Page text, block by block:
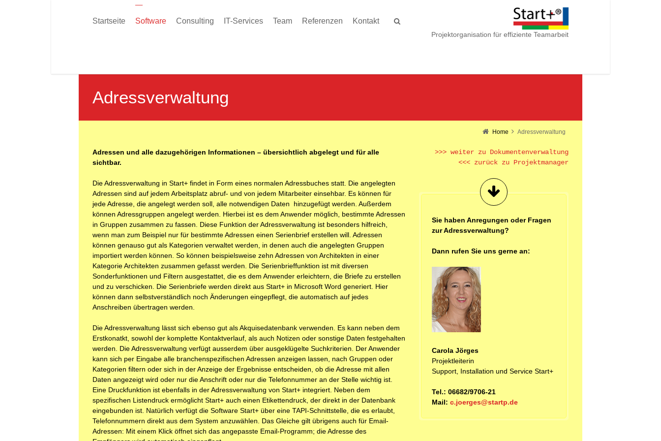
Projektorganisation für effiziente Teamarbeit
Startseite Software Consulting IT-Services Team Referenzen Kontakt
Adressverwaltung
Home Adressverwaltung
Adressen und alle dazugehörigen Informationen – übersichtlich abgelegt und für alle
sichtbar.
Die Adressverwaltung in Start+ findet in Form eines normalen Adressbuches statt. Die angelegten
Adressen sind auf jedem Arbeitsplatz abruf- und von jedem Mitarbeiter einsehbar. Es können für
jede Adresse, die angelegt werden soll, alle notwendigen Daten hinzugefügt werden. Außerdem
können Adressgruppen angelegt werden. Hierbei ist es dem Anwender möglich, bestimmte Adressen
in Gruppen zusammen zu fassen. Diese Funktion der Adressverwaltung ist besonders hilfreich,
wenn man zum Beispiel nur für bestimmte Adressen einen Serienbrief erstellen will. Adressen
können genauso gut als Kategorien verwaltet werden, in denen auch die angelegten Gruppen
importiert werden können. So können beispielsweise zehn Adressen von Architekten in einer
Kategorie Architekten zusammen gefasst werden. Die Serienbrieffunktion ist mit diversen
Sonderfunktionen und Filtern ausgestattet, die es dem Anwender erleichtern, die Briefe zu erstellen
und zu verschicken. Die Serienbriefe werden direkt aus Start+ in Microsoft Word generiert. Hier
können dann selbstverständlich noch Änderungen eingepflegt, die automatisch auf jedes
Anschreiben übertragen werden.
Die Adressverwaltung lässt sich ebenso gut als Akquisedatenbank verwenden. Es kann neben dem
Erstkonatkt, sowohl der komplette Kontaktverlauf, als auch Notizen oder sonstige Daten festgehalten
werden. Die Adressverwaltung verfügt ausserdem über ausgeklügelte Suchkriterien. Der Anwender
kann sich per Eingabe alle branchenspezifischen Adressen anzeigen lassen, nach Gruppen oder
Kategorien filtern oder sich in der Anzeige der Ergebnisse entscheiden, ob die Adresse mit allen
Daten angezeigt wird oder nur die Anschrift oder nur die Telefonnummer an der Stelle wichtig ist.
Eine Druckfunktion ist ebenfalls in der Adressverwaltung von Start+ integriert. Neben dem
spezifischen Listendruck ermöglicht Start+ auch einen Etikettendruck, der direkt in der Datenbank
eingebunden ist. Natürlich verfügt die Software Start+ über eine TAPI-Schnittstelle, die es erlaubt,
Telefonnummern direkt aus dem System anzuwählen. Das Gleiche gilt übrigens auch für Email-
Adressen: Mit einem Klick öffnet sich das angepasste Email-Programm; die Adresse des
>>> weiter zu Dokumentenverwaltung
<<< zurück zu Projektmanager
Sie haben Anregungen oder Fragen
zur Adressverwaltung?
Dann rufen Sie uns gerne an:
Carola Jörges
Projektleiterin
Support, Installation und Service Start+
Tel.: 06682/9706-21
Mail: c.joerges@startp.de